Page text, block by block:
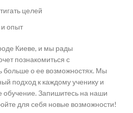
целей
опыт
Киеве, и мы рады
познакомиться с
больше о ее возможностях. Мы
подход к каждому ученику и
обучение. Запишитесь на наши
для себя новые возможности!